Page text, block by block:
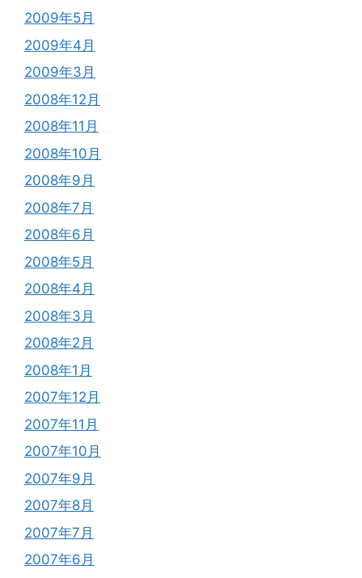
2009年5月
2009年4月
2009年3月
2008年12月
2008年11月
2008年10月
2008年9月
2008年7月
2008年6月
2008年5月
2008年4月
2008年3月
2008年2月
2008年1月
2007年12月
2007年11月
2007年10月
2007年9月
2007年8月
2007年7月
2007年6月